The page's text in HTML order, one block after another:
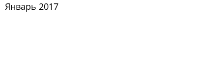
Январь 2017